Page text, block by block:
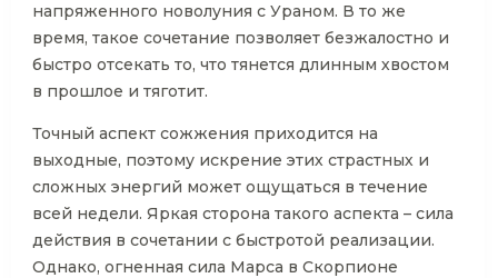
напряженного новолуния с Ураном. В то же
время, такое сочетание позволяет безжалостно и
быстро отсекать то, что тянется длинным хвостом
в прошлое и тяготит.
Точный аспект сожжения приходится на
выходные, поэтому искрение этих страстных и
сложных энергий может ощущаться в течение
всей недели. Яркая сторона такого аспекта – сила
действия в сочетании с быстротой реализации.
Однако, огненная сила Марса в Скорпионе